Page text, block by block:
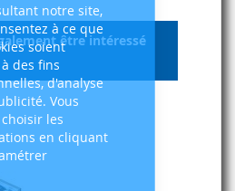
notre site,
à ce que
soient
des fins
d'analyse
Vous
les
en cliquant
être intéressé